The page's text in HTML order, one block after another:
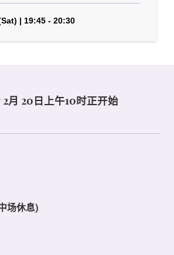
| 19:45 - 20:30
2月 20日上午10时正开始
场休息)